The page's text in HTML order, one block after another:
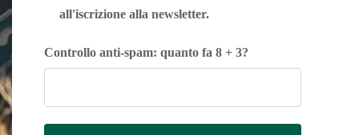
all'iscrizione alla newsletter.
Controllo anti-spam: quanto fa 8 + 3?